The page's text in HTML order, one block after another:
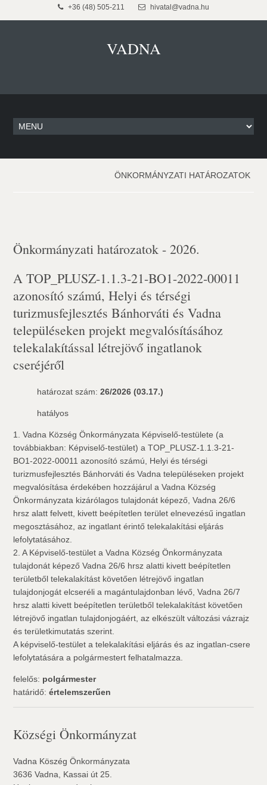
+36 (48) 505-211 hivatal@vadna.hu
VADNA
ÖNKORMÁNYZATI HATÁROZATOK
Önkormányzati határozatok - 2026.
A TOP_PLUSZ-1.1.3-21-BO1-2022-00011
azonosító számú, Helyi és térségi
turizmusfejlesztés Bánhorváti és Vadna
településeken projekt megvalósításához
telekalakítással létrejövő ingatlanok
cseréjéről
határozat szám:26/2026 (03.17.)
hatályos
1. Vadna Község Önkormányzata Képviselő-testülete (a
továbbiakban: Képviselő-testület) a TOP_PLUSZ-1.1.3-21-
BO1-2022-00011 azonosító számú, Helyi és térségi
turizmusfejlesztés Bánhorváti és Vadna településeken projekt
megvalósítása érdekében hozzájárul a Vadna Község
Önkormányzata kizárólagos tulajdonát képező, Vadna 26/6
hrsz alatt felvett, kivett beépítetlen terület elnevezésű ingatlan
megosztásához, az ingatlant érintő telekalakítási eljárás
lefolytatásához.
2. A Képviselő-testület a Vadna Község Önkormányzata
tulajdonát képező Vadna 26/6 hrsz alatti kivett beépítetlen
területből telekalakítást követően létrejövő ingatlan
tulajdonjogát elcseréli a magántulajdonban lévő, Vadna 26/7
hrsz alatti kivett beépítetlen területből telekalakítást követően
létrejövő ingatlan tulajdonjogáért, az elkészült változási vázrajz
és területkimutatás szerint.
A képviselő-testület a telekalakítási eljárás és az ingatlan-csere
lefolytatására a polgármestert felhatalmazza.
felelős: polgármester
határidő:értelemszerűen
Községi Önkormányzat
Vadna Köszég Önkormányzata
3636 Vadna, Kassai út 25.